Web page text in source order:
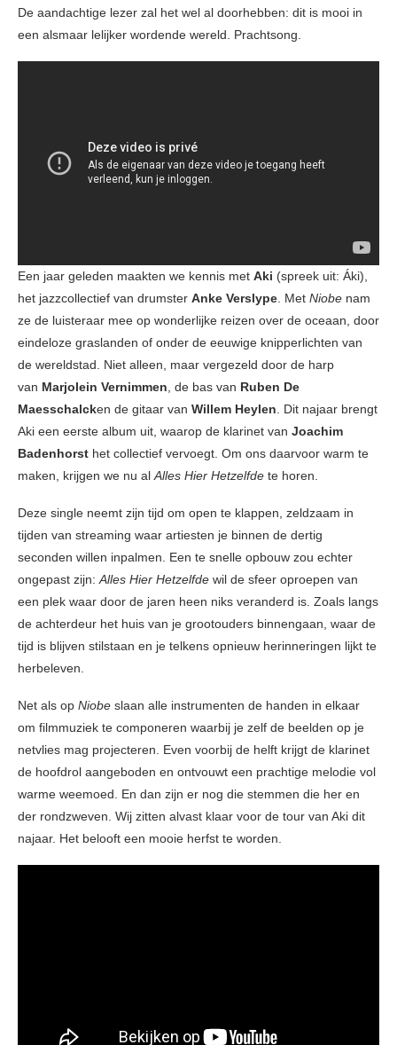
De aandachtige lezer zal het wel al doorhebben: dit is mooi in
een alsmaar lelijker wordende wereld. Prachtsong.
Een jaar geleden maakten we kennis met Aki (spreek uit: Áki),
het jazzcollectief van drumster Anke Verslype . Met Niobe nam
ze de luisteraar mee op wonderlijke reizen over de oceaan, door
eindeloze graslanden of onder de eeuwige knipperlichten van
de wereldstad. Niet alleen, maar vergezeld door de harp
van Marjolein Vernimmen , de bas van Ruben De
Maesschalcken de gitaar van Willem Heylen . Dit najaar brengt
Aki een eerste album uit, waarop de klarinet van Joachim
Badenhorst het collectief vervoegt. Om ons daarvoor warm te
maken, krijgen we nu al Alles Hier Hetzelfde te horen.
Deze single neemt zijn tijd om open te klappen, zeldzaam in
tijden van streaming waar artiesten je binnen de dertig
seconden willen inpalmen. Een te snelle opbouw zou echter
ongepast zijn: Alles Hier Hetzelfde wil de sfeer oproepen van
een plek waar door de jaren heen niks veranderd is. Zoals langs
de achterdeur het huis van je grootouders binnengaan, waar de
tijd is blijven stilstaan en je telkens opnieuw herinneringen lijkt te
herbeleven.
Net als op Niobe slaan alle instrumenten de handen in elkaar
om filmmuziek te componeren waarbij je zelf de beelden op je
netvlies mag projecteren. Even voorbij de helft krijgt de klarinet
de hoofdrol aangeboden en ontvouwt een prachtige melodie vol
warme weemoed. En dan zijn er nog die stemmen die her en
der rondzweven. Wij zitten alvast klaar voor de tour van Aki dit
najaar. Het belooft een mooie herfst te worden.